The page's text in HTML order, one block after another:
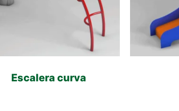
Escalera curva